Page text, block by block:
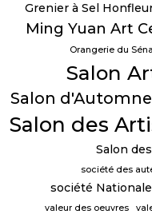
Grenier à Sel
Ming Yuan Art
Orangerie du
Salon
Salon
Salon des
Salon
société des
société
valeur des oeuvres